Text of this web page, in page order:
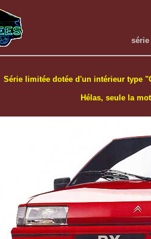
série
Série limitée dotée d'un intérieur type
Hélas, seule la